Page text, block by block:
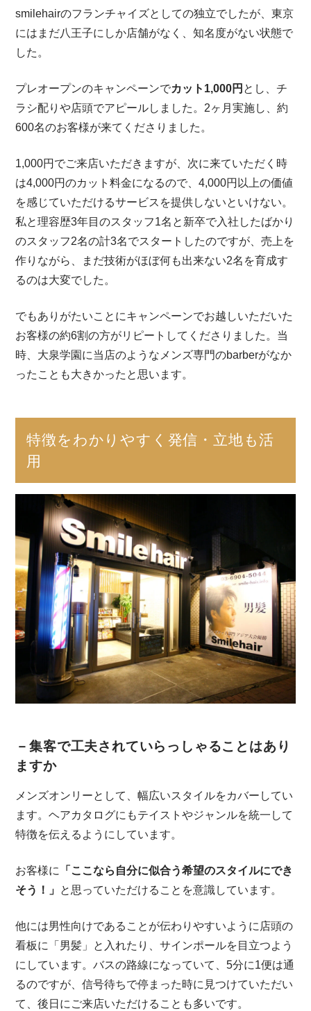
smilehairのフランチャイズとしての独立でしたが、東京
にはまだ八王子にしか店舗がなく、知名度がない状態で
した。
プレオープンのキャンペーンでカット1,000円 とし、チ
ラシ配りや店頭でアピールしました。2ヶ月実施し、約
600名のお客様が来てくださりました。
1,000円でご来店いただきますが、次に来ていただく時
は4,000円のカット料金になるので、4,000円以上の価値
を感じていただけるサービスを提供しないといけない。
私と理容歴3年目のスタッフ1名と新卒で入社したばかり
のスタッフ2名の計3名でスタートしたのですが、売上を
作りながら、まだ技術がほぼ何も出来ない2名を育成す
るのは大変でした。
でもありがたいことにキャンペーンでお越しいただいた
お客様の約6割の方がリピートしてくださりました。当
時、大泉学園に当店のようなメンズ専門のbarberがなか
ったことも大きかったと思います。
特徴をわかりやすく発信・立地も活
用
－集客で工夫されていらっしゃることはあり
ますか
メンズオンリーとして、幅広いスタイルをカバーしてい
ます。ヘアカタログにもテイストやジャンルを統一して
特徴を伝えるようにしています。
お客様に
「ここなら自分に似合う希望のスタイルにでき
そう！」 と思っていただけることを意識しています。
他には男性向けであることが伝わりやすいように店頭の
看板に「男髪」と入れたり、サインポールを目立つよう
にしています。バスの路線になっていて、5分に1便は通
るのですが、信号待ちで停まった時に見つけていただい
て、後日にご来店いただけることも多いです。